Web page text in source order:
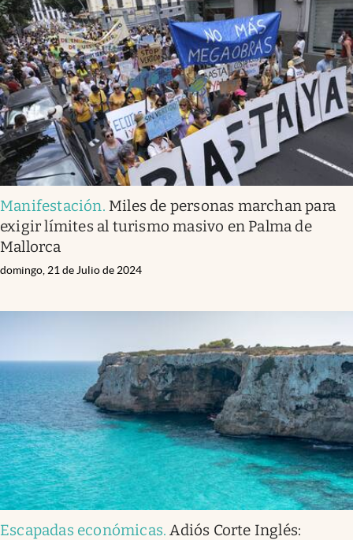
Manifestación. Miles de personas marchan para
exigir límites al turismo masivo en Palma de
Mallorca
domingo, 21 de Julio de 2024
Escapadas económicas.Adiós Corte Inglés: